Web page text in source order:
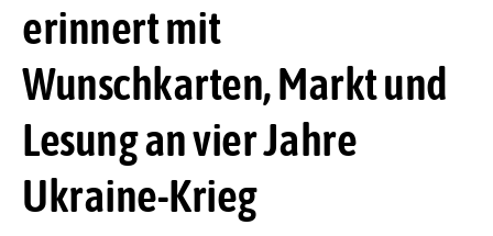
erinnert mit
Wunschkarten, Markt und
Lesung an vier Jahre
Ukraine-Krieg